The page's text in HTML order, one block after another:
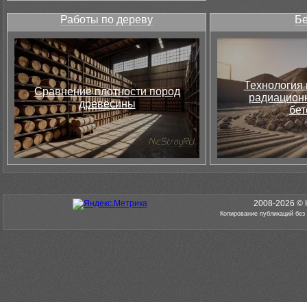
Работы по дереву
Сравнение плотности пород
древесины
Технология
2008-2026 ©
Копирование публикаций